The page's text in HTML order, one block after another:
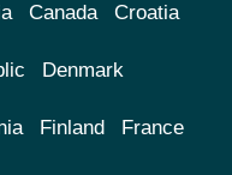
Canada Croatia
Denmark
Finland France